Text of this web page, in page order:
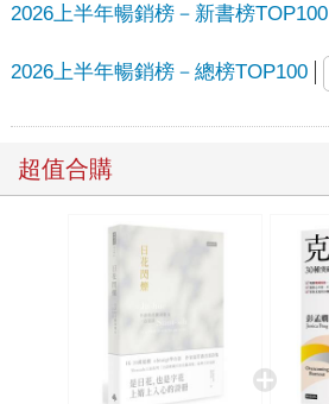
2026上半年暢銷榜－新書榜TOP100
2026上半年暢銷榜－總榜TOP100
超值合購